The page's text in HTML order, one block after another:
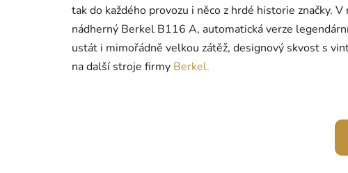
tak do každého provozu i něco z hrdé historie značky.
nádherný Berkel B116 A, automatická verze
ustát i mimořádně velkou zátěž, designový skvost s
na další stroje firmy Berkel.